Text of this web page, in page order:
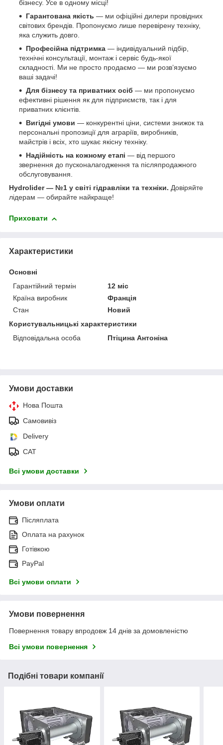
бізнесу. Усе в одному місці!
Гарантована якість — ми офіційні дилери провідних
світових брендів. Пропонуємо лише перевірену техніку,
яка служить довго.
Професійна підтримка — індивідуальний підбір,
технічні консультації, монтаж і сервіс будь-якої
складності. Ми не просто продаємо — ми розв’язуємо
ваші задачі!
Для бізнесу та приватних осіб — ми пропонуємо
ефективні рішення як для підприємств, так і для
приватних клієнтів.
Вигідні умови — конкурентні ціни, системи знижок та
персональні пропозиції для аграріїв, виробників,
майстрів і всіх, хто шукає якісну техніку.
Надійність на кожному етапі — від першого
звернення до пусконалагодження та післяпродажного
обслуговування.
Hydrolider — №1 у світі гідравліки та техніки. Довіряйте
лідерам — обирайте найкраще!
Приховати
Характеристики
Основні
Гарантійний термін
12 міс
Країна виробник
Франція
Стан
Новий
Користувальницькі характеристики
Відповідальна особа
Птіцина Антоніна
Умови доставки
Нова Пошта
Самовивіз
Delivery
САТ
Всі умови доставки
Умови оплати
Післяплата
Оплата на рахунок
Готівкою
PayPal
Всі умови оплати
Умови повернення
Повернення товару впродовж 14 днів за домовленістю
Всі умови повернення
Подібні товари компанії